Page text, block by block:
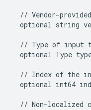
// Vendor-provided
optional string
// Type of input
optional Type
// Index of the
optional int64
// Non-localized